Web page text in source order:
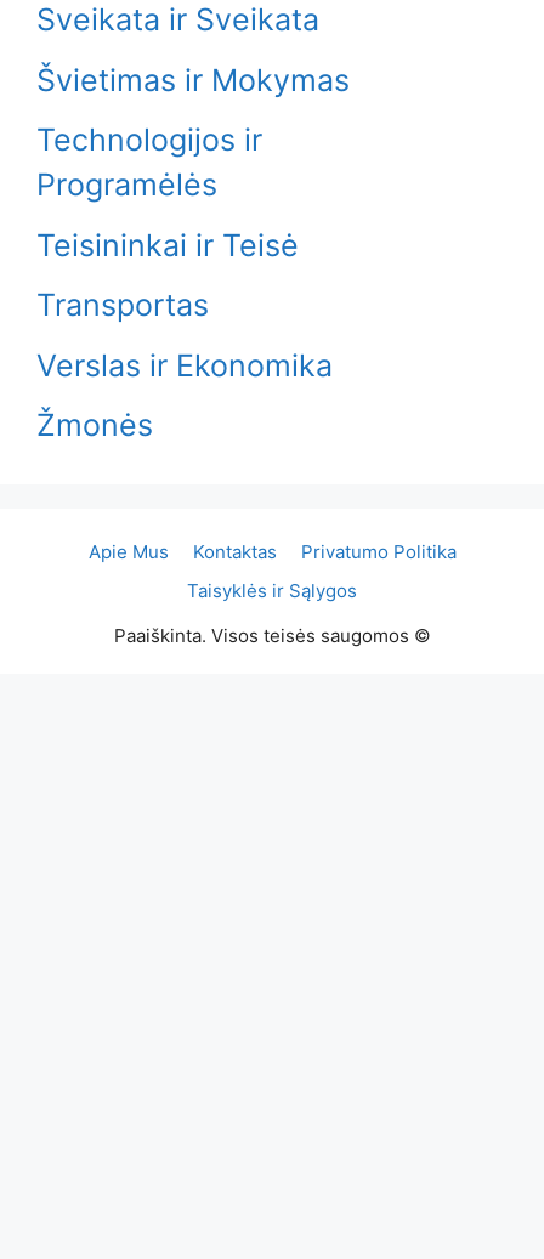
Sveikata ir Sveikata
Švietimas ir Mokymas
Technologijos ir
Programėlės
Teisininkai ir Teisė
Transportas
Verslas ir Ekonomika
Žmonės
Apie Mus Kontaktas
Privatumo Politika
Taisyklės ir Sąlygos
Paaiškinta. Visos teisės saugomos ©